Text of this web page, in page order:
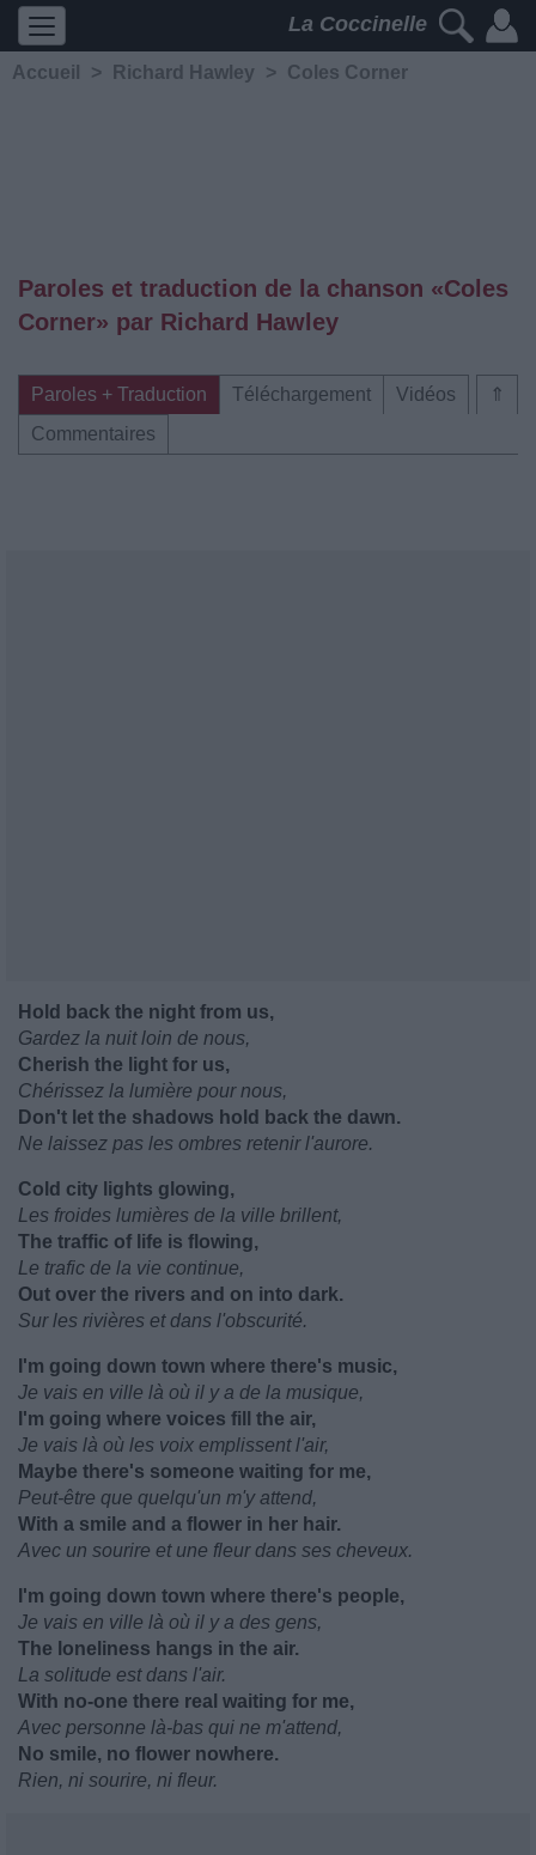
La Coccinelle
Accueil > Richard Hawley > Coles Corner
Paroles et traduction de la chanson «Coles
Corner» par Richard Hawley
⇑
Paroles + Traduction Téléchargement
Vidéos
Commentaires
Hold back the night from us,
Gardez la nuit loin de nous,
Cherish the light for us,
Chérissez la lumière pour nous,
Don't let the shadows hold back the dawn.
Ne laissez pas les ombres retenir l'aurore.
Cold city lights glowing,
Les froides lumières de la ville brillent,
The traffic of life is flowing,
Le trafic de la vie continue,
Out over the rivers and on into dark.
Sur les rivières et dans l'obscurité.
I'm going down town where there's music,
Je vais en ville là où il y a de la musique,
I'm going where voices fill the air,
Je vais là où les voix emplissent l'air,
Maybe there's someone waiting for me,
Peut-être que quelqu'un m'y attend,
With a smile and a flower in her hair.
Avec un sourire et une fleur dans ses cheveux.
I'm going down town where there's people,
Je vais en ville là où il y a des gens,
The loneliness hangs in the air.
La solitude est dans l'air.
With no-one there real waiting for me,
Avec personne là-bas qui ne m'attend,
No smile, no flower nowhere.
Rien, ni sourire, ni fleur.